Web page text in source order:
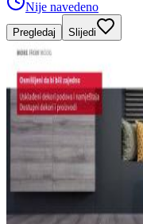
Nije navedeno
Pregledaj Slijedi